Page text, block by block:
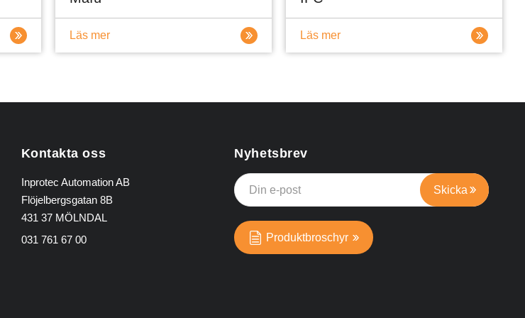
Läs mer Läs mer
Kontakta oss
Inprotec Automation AB
Flöjelbergsgatan 8B
431 37 MÖLNDAL
031 761 67 00
Nyhetsbrev
Produktbroschyr